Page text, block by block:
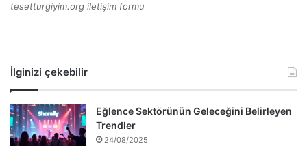
tesetturgiyim.org iletişim formu
İlginizi çekebilir
Eğlence Sektörünün Geleceğini Belirleyen
Trendler
24/08/2025